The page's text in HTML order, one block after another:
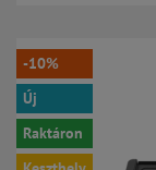
-10%
Új
Raktáron